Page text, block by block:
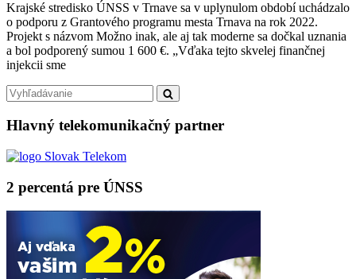
inak,
ale
aj
tak
moderne…
Krajské stredisko ÚNSS v Trnave sa v uplynulom období uchádzalo
o podporu z Grantového programu mesta Trnava na rok 2022.
Projekt s názvom Možno inak, ale aj tak moderne sa dočkal uznania
a bol podporený sumou 1 600 €. „Vďaka tejto skvelej finančnej
injekcii sme
Primary
Sidebar
Search
for:
Hlavný telekomunikačný partner
2 percentá pre ÚNSS